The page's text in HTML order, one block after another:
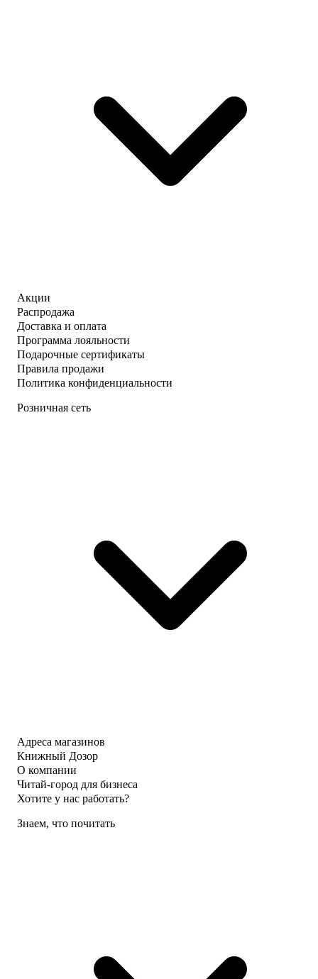
Акции
Распродажа
Доставка и оплата
Программа лояльности
Подарочные сертификаты
Правила продажи
Политика конфиденциальности
Розничная сеть
Адреса магазинов
Книжный Дозор
О компании
Читай-город для бизнеса
Хотите у нас работать?
Знаем, что почитать